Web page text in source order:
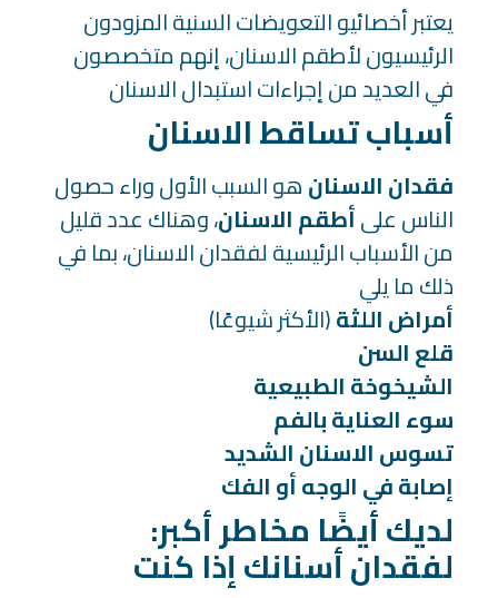
يعتبر أخصائيو التعويضات السنية المزودون
الرئيسيون لأطقم الاسنان، إنهم متخصصون
في العديد من إجراءات استبدال الاسنان
أسباب تساقط الاسنان
فقدان الاسنانهو السبب الأول وراء حصول
الناس علىأطقم الاسنان، وهناك عدد قليل
من الأسباب الرئيسية لفقدان الاسنان، بما في
ذلك ما يلي
أمراض اللثة(الأكثر شيوعًا)
قلع السن
الشيخوخة الطبيعية
سوء العناية بالفم
تسوس الاسنان الشديد
إصابة في الوجه أو الفك
:لديك أيضًا مخاطر أكبر
لفقدان أسنانك إذا كنت